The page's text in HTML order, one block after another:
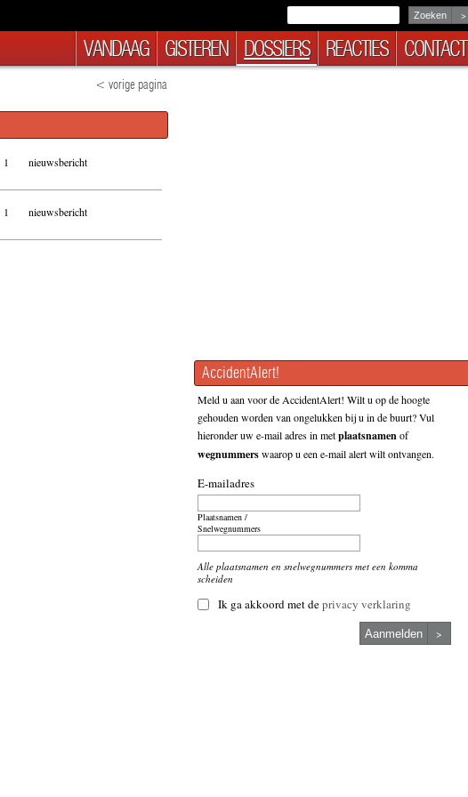
>
VANDAAG GISTEREN DOSSIERS REACTIES CONTACT
< vorige pagina
1 nieuwsbericht
1 nieuwsbericht
AccidentAlert!
Meld u aan voor de AccidentAlert! Wilt u op de hoogte
gehouden worden van ongelukken bij u in de buurt? Vul
hieronder uw e-mail adres in metplaatsnamenof
wegnummerswaarop u een e-mail alert wilt ontvangen.
E-mailadres
Plaatsnamen /
Snelwegnummers
Alle plaatsnamen en snelwegnummers met een komma
scheiden
Ik ga akkoord met deprivacy verklaring
>